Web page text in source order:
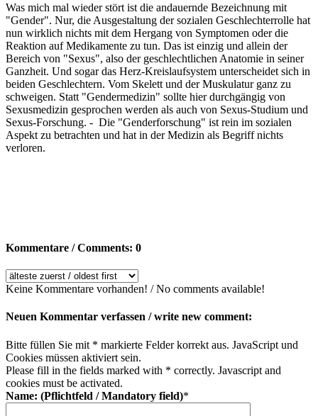
Was mich mal wieder stört ist die andauernde Bezeichnung mit
"Gender". Nur, die Ausgestaltung der sozialen Geschlechterrolle hat
nun wirklich nichts mit dem Hergang von Symptomen oder die
Reaktion auf Medikamente zu tun. Das ist einzig und allein der
Bereich von "Sexus", also der geschlechtlichen Anatomie in seiner
Ganzheit. Und sogar das Herz-Kreislaufsystem unterscheidet sich in
beiden Geschlechtern. Vom Skelett und der Muskulatur ganz zu
schweigen. Statt "Gendermedizin" sollte hier durchgängig von
Sexusmedizin gesprochen werden als auch von Sexus-Studium und
Sexus-Forschung. - Die "Genderforschung" ist rein im sozialen
Aspekt zu betrachten und hat in der Medizin als Begriff nichts
verloren.
Kommentare / Comments: 0
Keine Kommentare vorhanden! / No comments available!
Neuen Kommentar verfassen / write new comment:
Bitte füllen Sie mit * markierte Felder korrekt aus. JavaScript und
Cookies müssen aktiviert sein.
Please fill in the fields marked with * correctly. Javascript and
cookies must be activated.
Name: (Pflichtfeld / Mandatory field)*